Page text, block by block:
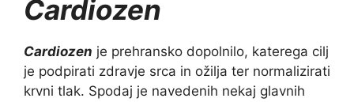
Cardiozen
Cardiozen je prehransko dopolnilo, katerega cilj
je podpirati zdravje srca in ožilja ter normalizirati
krvni tlak. Spodaj je navedenih nekaj glavnih